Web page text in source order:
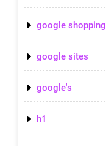
google shopping
google sites
google's
h1